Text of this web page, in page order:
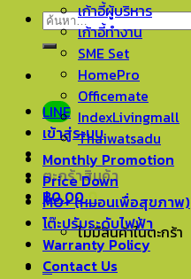
ค้นหา:
LINE
เข้าสู่ระบบ
ตะกร้าสินค้า
฿0.00 0
ไม่มีสินค้าในตะกร้า
0
เก้าอี้ผู้บริหาร
เก้าอี้ทำงาน
SME Set
HomePro
Officemate
IndexLivingmall
Thaiwatsadu
Monthly Promotion
Price Down
MO+ (หมอนเพื่อสุขภาพ)
โต๊ะปรับระดับไฟฟ้า
Warranty Policy
Contact Us